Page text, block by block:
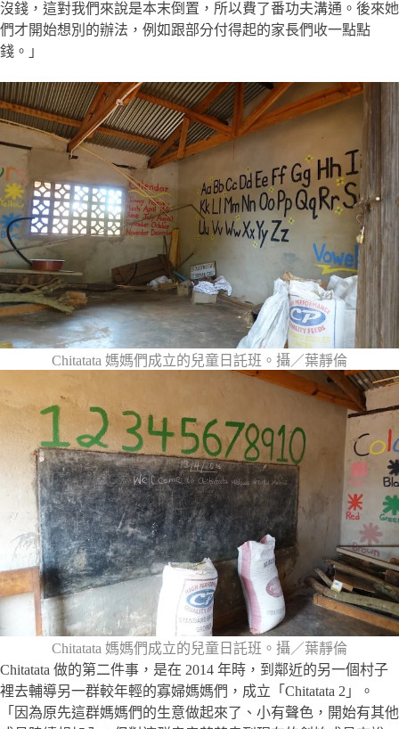
沒錢，這對我們來說是本末倒置，所以費了番功夫溝通。後來她
們才開始想別的辦法，例如跟部分付得起的家長們收一點點
錢。」
Chitatata 媽媽們成立的兒童日託班。攝／葉靜倫
Chitatata 媽媽們成立的兒童日託班。攝／葉靜倫
Chitatata 做的第二件事，是在 2014 年時，到鄰近的另一個村子
裡去輔導另一群較年輕的寡婦媽媽們，成立「Chitatata 2」。
「因為原先這群媽媽們的生意做起來了、小有聲色，開始有其他